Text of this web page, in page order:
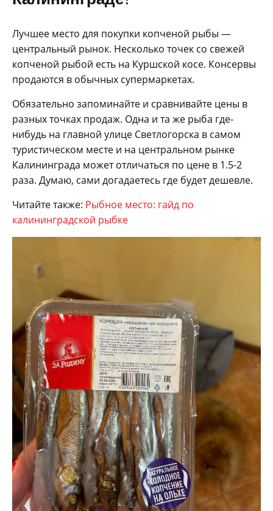
Лучшее место для покупки копченой рыбы —
центральный рынок. Несколько точек со свежей
копченой рыбой есть на Куршской косе. Консервы
продаются в обычных супермаркетах.
Обязательно запоминайте и сравнивайте цены в
разных точках продаж. Одна и та же рыба где-
нибудь на главной улице Светлогорска в самом
туристическом месте и на центральном рынке
Калининграда может отличаться по цене в 1.5-2
раза. Думаю, сами догадаетесь где будет дешевле.
Читайте также: Рыбное место: гайд по
калининградской рыбке